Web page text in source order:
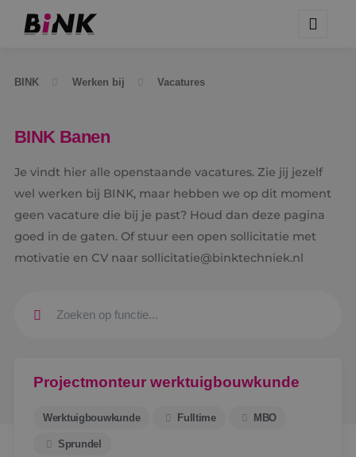
BINK Werken bij Vacatures
BINK Banen
Je vindt hier alle openstaande vacatures. Zie jij jezelf
wel werken bij BINK, maar hebben we op dit moment
geen vacature die bij je past? Houd dan deze pagina
goed in de gaten. Of stuur een open sollicitatie met
motivatie en CV naar sollicitatie@binktechniek.nl
Projectmonteur werktuigbouwkunde
Werktuigbouwkunde Fulltime MBO
Sprundel